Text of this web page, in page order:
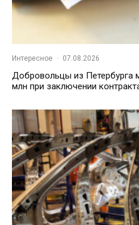
Интересное · 07.08.2026
Добровольцы из Петербурга
млн при заключении